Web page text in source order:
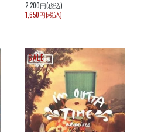
2,200円(税込)
1,650円(税込)
SALE